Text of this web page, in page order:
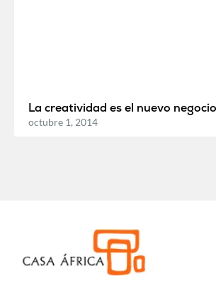
La creatividad es el nuevo negocio
octubre 1, 2014